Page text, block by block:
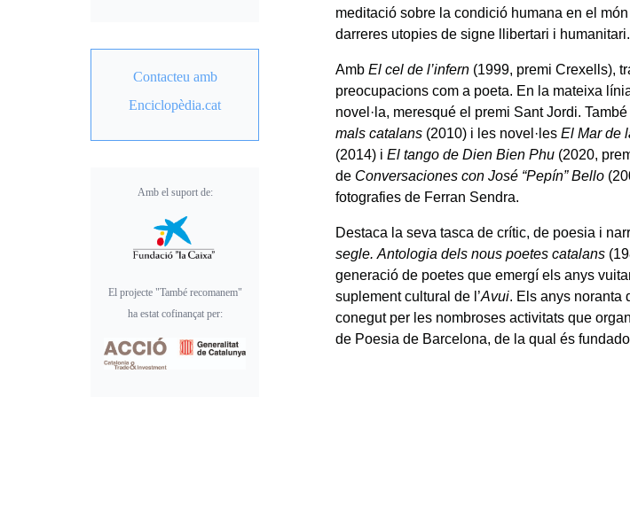
meditació sobre la condició humana en el
darreres utopies de signe llibertari i humanitari.
AmbEl cel de l’infern (1999, premi Crexells),
preocupacions com a poeta. En la mateixa
novel·la, meresqué el premi Sant Jordi.
mals catalans (2010) i les novel·lesEl Mar de
(2014) iEl tango de Dien Bien Phu (2020,
de Conversaciones con José “Pepín” Bello
fotografies de Ferran Sendra.
Destaca la seva tasca de crític, de poesia i
segle.Antologia dels nous poetes catalans
generació de poetes que emergí els anys
suplement cultural de l’Avui. Els anys noranta
conegut per les nombroses activitats que
de Poesia de Barcelona, de la qual és
Contacteu amb
Enciclopèdia.cat
Amb el suport de:
El projecte "També recomanem"
ha estat cofinançat per: